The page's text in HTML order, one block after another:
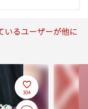
いるユーザーが他に
304